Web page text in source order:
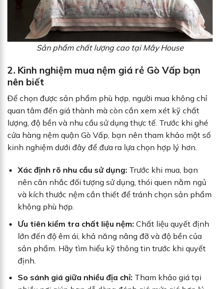
Sản phẩm chất lượng cao tại Mây House
2. Kinh nghiệm mua nệm giá rẻ Gò Vấp bạn
nên biết
Để chọn được sản phẩm phù hợp, người mua không chỉ
quan tâm đến giá thành mà còn cần xem xét kỹ chất
lượng, độ bền và nhu cầu sử dụng thực tế. Trước khi ghé
cửa hàng nệm quận Gò Vấp, bạn nên tham khảo một số
kinh nghiệm dưới đây để đưa ra lựa chọn hợp lý hơn.
Xác định rõ nhu cầu sử dụng: Trước khi mua, bạn
nên cân nhắc đối tượng sử dụng, thói quen nằm ngủ
và kích thước nệm cần thiết để tránh chọn sản phẩm
không phù hợp.
Ưu tiên kiểm tra chất liệu nệm: Chất liệu quyết định
lớn đến độ êm ái, khả năng nâng đỡ và độ bền của
sản phẩm. Hãy tìm hiểu kỹ thông tin trước khi quyết
định.
So sánh giá giữa nhiều địa chỉ: Tham khảo giá tại